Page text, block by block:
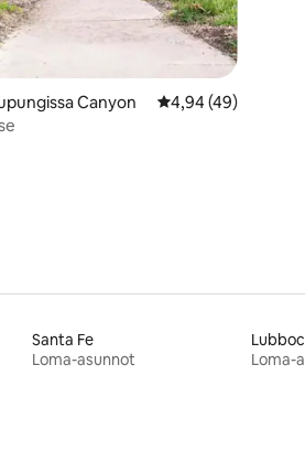
5, 56 arvostelua
Canyon Keskimääräinen
4,94 (49)
Santa Fe
Loma-asunnot
Loma-